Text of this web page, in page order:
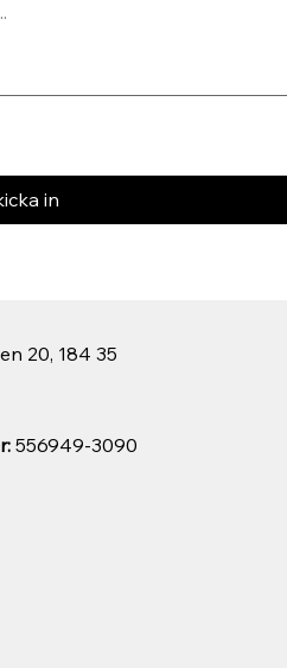
in
556949-3090
20, 184 35